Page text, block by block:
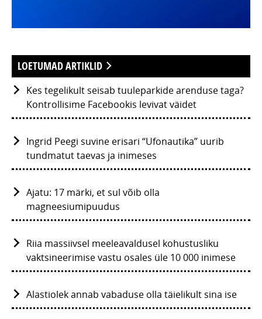
LOETUMAD ARTIKLID
Kes tegelikult seisab tuuleparkide arenduse taga?
Kontrollisime Facebookis levivat väidet
Ingrid Peegi suvine erisari “Ufonautika” uurib
tundmatut taevas ja inimeses
Ajatu: 17 märki, et sul võib olla
magneesiumipuudus
Riia massiivsel meeleavaldusel kohustusliku
vaktsineerimise vastu osales üle 10 000 inimese
Alastiolek annab vabaduse olla täielikult sina ise